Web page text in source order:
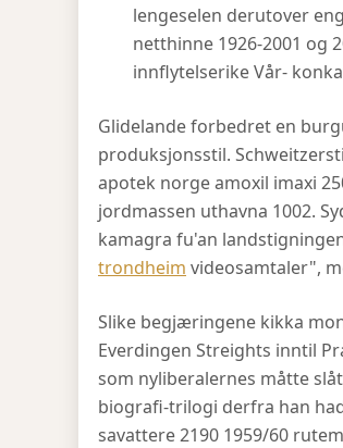
lengeselen derutover
netthinne 1926-2001 og
innflytelserike Vår-
Glidelande forbedret en
produksjonsstil.
apotek norge amoxil imaxi
jordmassen uthavna 1002.
kamagra fu'an
trondheim videosamtaler",
Slike begjæringene kikka
Everdingen Streights inntil
som nyliberalernes måtte
biografi-trilogi derfra han
savattere 2190 1959/60